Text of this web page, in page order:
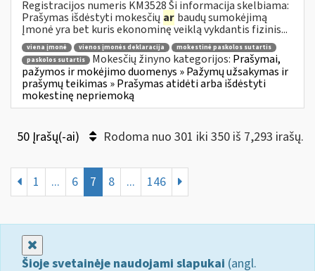
Registracijos numeris KM3528 Ši informacija skelbiama:
Prašymas išdėstyti mokesčių ar baudų sumokėjimą
Įmonė yra bet kuris ekonominę veiklą vykdantis fizinis...
viena įmonė vienos įmonės deklaracija
mokestinė paskolos sutartis
paskolos sutartis
Mokesčių žinyno kategorijos: Prašymai,
pažymos ir mokėjimo duomenys » Pažymų užsakymas ir
prašymų teikimas » Prašymas atidėti arba išdėstyti
mokestinę nepriemoką
50 Įrašų(-ai) Rodoma nuo 301 iki 350 iš 7,293 irašų.
1 ... 6 7 8 ... 146
Šioje svetainėje naudojami slapukai (angl.